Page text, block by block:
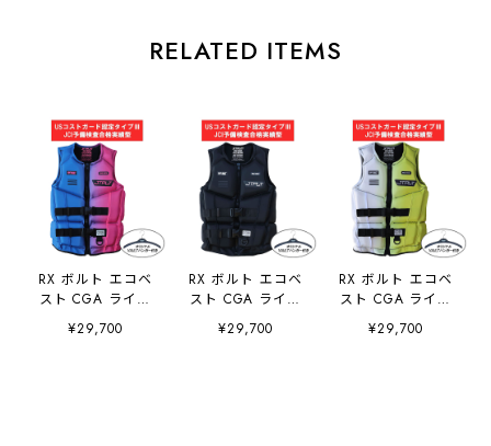
RELATED ITEMS
RX ボルト エコベ
スト CGA ライフ
ジャケット フロン
トエントリー ブル
¥29,700
RX ボルト エコベ
スト CGA ライフ
ジャケット フロン
トエントリー ブラ
¥29,700
RX ボルト エコベ
スト CGA ライフ
ジャケット フロン
トエントリー イエ
¥29,700